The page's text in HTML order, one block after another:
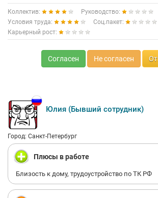
Коллектив:
Руководство:
Условия труда:
Соц.пакет:
Карьерный рост:
Согласен Не согласен
Юлия (Бывший сотрудник)
Город: Санкт-Петербург
Плюсы в работе
Близость к дому, трудоустройство по ТК РФ